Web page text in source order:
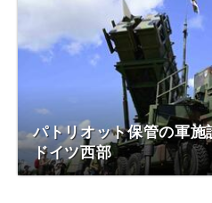
パトリオット保管の軍
ドイツ西部